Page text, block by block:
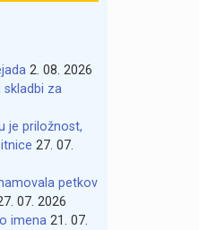
2. 08. 2026
skladbi za
je priložnost,
27. 07.
petkov
07. 2026
imena 21. 07.